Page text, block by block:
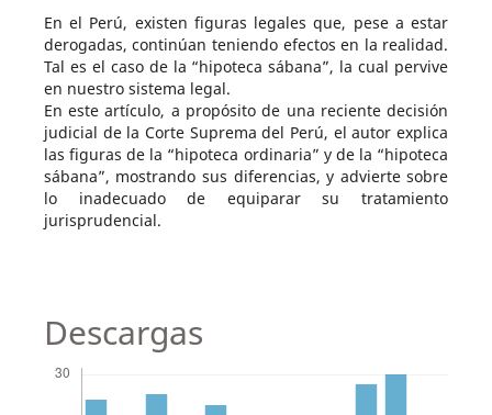
En el Perú, existen figuras legales que, pese a estar
derogadas, continúan teniendo efectos en la realidad.
Tal es el caso de la “hipoteca sábana”, la cual pervive
en nuestro sistema legal.
En este artículo, a propósito de una reciente decisión
judicial de la Corte Suprema del Perú, el autor explica
las figuras de la “hipoteca ordinaria” y de la “hipoteca
sábana”, mostrando sus diferencias, y advierte sobre
lo inadecuado de equiparar su tratamiento
jurisprudencial.
Descargas